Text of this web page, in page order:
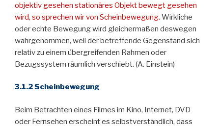
objektiv gesehen stationäres Objekt bewegt gesehen
wird, so sprechen wir von Scheinbewegung. Wirkliche
oder echte Bewegung wird gleichermaßen deswegen
wahrgenommen, weil der betreffende Gegenstand sich
relativ zu einem übergreifenden Rahmen oder
Bezugssystem räumlich verschiebt. (A. Einstein)
3.1.2 Scheinbewegung
Beim Betrachten eines Filmes im Kino, Internet, DVD
oder Fernsehen erscheint es selbstverständlich, dass